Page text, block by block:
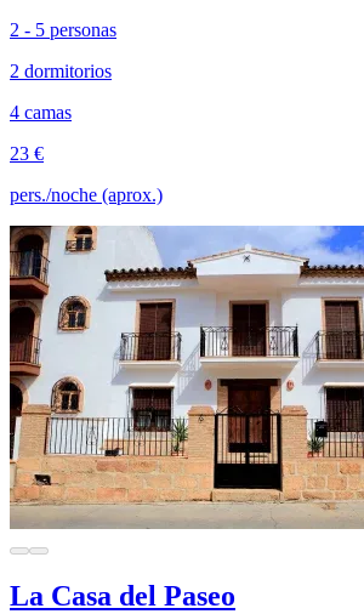
2 - 5 personas
2 dormitorios
4 camas
23 €
pers./noche (aprox.)
La Casa del Paseo